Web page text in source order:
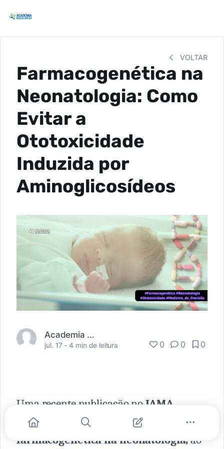
VOLTAR
Farmacogenética na
Neonatologia: Como
Evitar a
Ototoxicidade
Induzida por
Aminoglicosídeos
Academia Médica
jul. 17 -4 min de leitura 0 0 0
Uma recente publicação noJAMA
Pediatrics
trouxe uma luz inovadora à
farmacogenética na neonatologia,ao